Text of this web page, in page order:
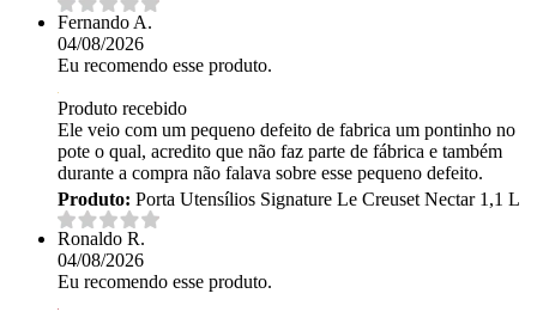
Fernando A.
04/08/2026
Eu recomendo esse produto.
Produto recebido
Ele veio com um pequeno defeito de fabrica um pontinho no
pote o qual, acredito que não faz parte de fábrica e também
durante a compra não falava sobre esse pequeno defeito.
Produto: Porta Utensílios Signature Le Creuset Nectar 1,1 L
Ronaldo R.
04/08/2026
Eu recomendo esse produto.